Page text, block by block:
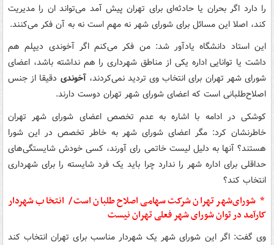
را دارد اگر بحران یا حادثه‌ای برای تهران پیش آمد می‌تواند ان را مدیریت
کند، اصلا این مسائل برای شورای شهر نه مهم است نه به آن فکر می‌کنند.
این استاد دانشگاه یادآور شد: من فکر می‌کنم اگر آخوندی دیپلم هم
داشت یا توانایی اداره یکی از مناطق شهرداری را هم نداشته باشد، اعضای
شورای شهر تهران برای انتخاب وی تردید نمی‌کردند،آخوندی دقیقا از جنس
اصلاح‌طلبانی است که اعضای شورای شهر تهران دوست دارند.
کوشکی در ادامه با اشاره به عدم تخصص اعضای شورای شهر تهران
خاطرنشان کرد: مگر اعضای شورای شهر به خاطر تخصص در این شورا
هستند؟ آنها به دلیل لیست خاتمی رای آورند، کسی خودش شایستگی‌های
حداقلی برای اداره شهر را ندارد چرا باید یک فرد شایسته را برای شهرداری
انتخاب کند؟
* شورای‌شهر تهران شرکت سهامی اصلاح طلبان است/ انتخاب شهردار
کارآمد در توان شورای شهر فعلی تهران نیست
وی گفت: اگر این شورای شهر یک شهردار مناسب برای تهران انتخاب کند